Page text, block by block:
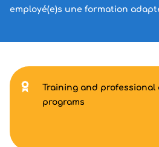
employé(e)s une formation
Training and professional
programs